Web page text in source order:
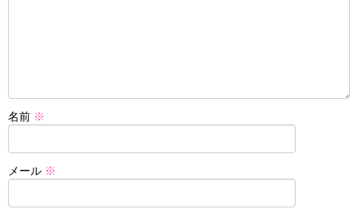
名前 ※
メール ※